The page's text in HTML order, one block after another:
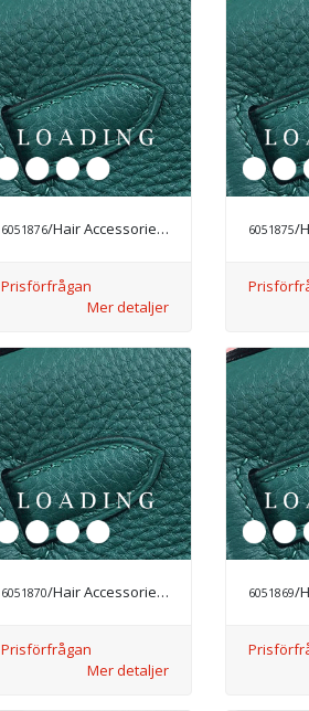
6051876/Hair Accessories från CHANEL
Prisförfrågan
Mer detaljer
6051875/
6051870/Hair Accessories från CHANEL
Prisförfrågan
Mer detaljer
6051869/